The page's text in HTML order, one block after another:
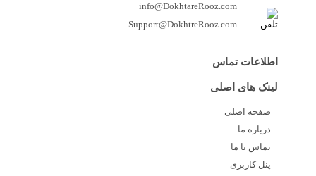
info@DokhtareRooz.com
Support@DokhtreRooz.com
اطلاعات تماس
لینک های اصلی
صفحه اصلی
درباره ما
تماس با ما
پنل کاربری